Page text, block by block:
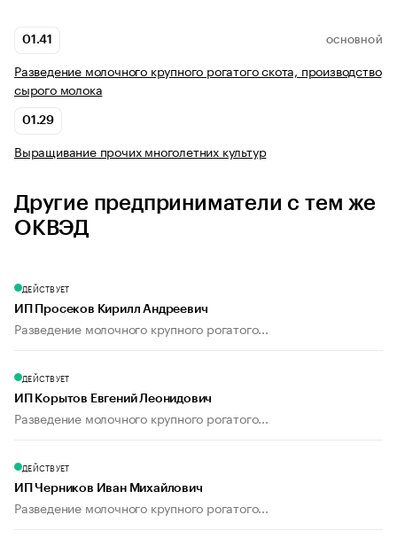
01.41 ОСНОВНОЙ
Разведение молочного крупного рогатого скота, производство
сырого молока
01.29
Выращивание прочих многолетних культур
Другие предприниматели с тем же
ОКВЭД
ДЕЙСТВУЕТ
ИП Просеков Кирилл Андреевич
Разведение молочного крупного рогатого...
ДЕЙСТВУЕТ
ИП Корытов Евгений Леонидович
Разведение молочного крупного рогатого...
ДЕЙСТВУЕТ
ИП Черников Иван Михайлович
Разведение молочного крупного рогатого...